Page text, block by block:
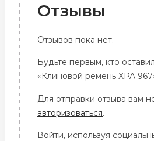
Отзывы
Отзывов пока нет.
Будьте первым, кто
«Клиновой ремень XPA
Для отправки отзыва вам
авторизоваться.
Войти, используя